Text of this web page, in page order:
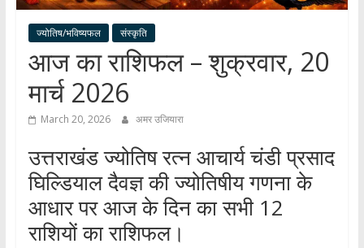
ज्योतिष/भविष्यफल संस्कृति
आज का राशिफल – शुक्रवार, 20
मार्च 2026
March 20, 2026 अमर उजियारा
उत्तराखंड ज्योतिष रत्न आचार्य चंडी प्रसाद
घिल्डियाल दैवज्ञ की ज्योतिषीय गणना के
आधार पर आज के दिन का सभी 12
राशियों का राशिफल।